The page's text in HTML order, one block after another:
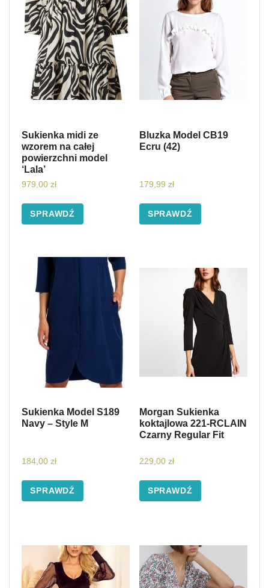
Sukienka midi ze
wzorem na całej
powierzchni model
‘Lala’
979,00 zł
SPRAWDŹ
Bluzka Model CB19
Ecru (42)
179,99 zł
SPRAWDŹ
Sukienka Model S189
Navy – Style M
184,00 zł
SPRAWDŹ
Morgan Sukienka
koktajlowa 221-RCLAIN
Czarny Regular Fit
229,00 zł
SPRAWDŹ